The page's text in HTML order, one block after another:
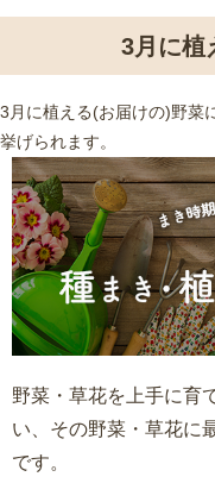
3月に植
3月に植える(お届けの)野菜
挙げられます。
野菜・草花を上手に育
い、その野菜・草花に
です。